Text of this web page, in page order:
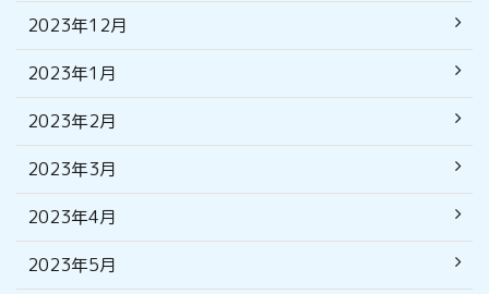
2023年12月
2023年1月
2023年2月
2023年3月
2023年4月
2023年5月